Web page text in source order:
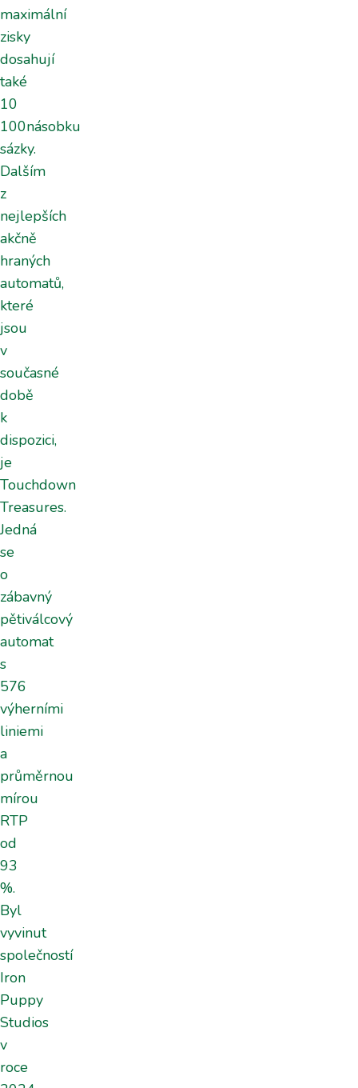
maximální
zisky
dosahují
také
10
100násobku
sázky.
Dalším
z
nejlepších
akčně
hraných
automatů,
které
jsou
v
současné
době
k
dispozici,
je
Touchdown
Treasures.
Jedná
se
o
zábavný
pětiválcový
automat
s
576
výherními
liniemi
a
průměrnou
mírou
RTP
od
93
%.
Byl
vyvinut
společností
Iron
Puppy
Studios
v
roce